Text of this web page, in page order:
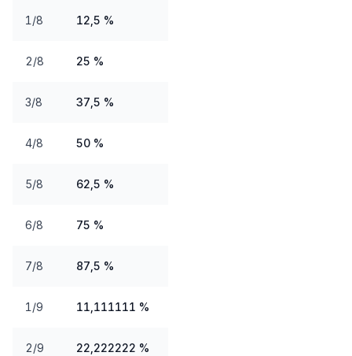
1/8 12,5 %
2/8 25 %
3/8 37,5 %
4/8 50 %
5/8 62,5 %
6/8 75 %
7/8 87,5 %
1/9 11,111111 %
2/9 22,222222 %